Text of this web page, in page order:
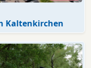
Kaltenkirchen